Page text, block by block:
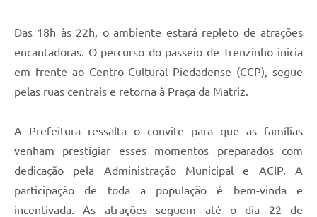
Das 18h às 22h, o ambiente estará repleto de atrações
encantadoras. O percurso do passeio de Trenzinho inicia
em frente ao Centro Cultural Piedadense (CCP), segue
pelas ruas centrais e retorna à Praça da Matriz.
A Prefeitura ressalta o convite para que as famílias
venham prestigiar esses momentos preparados com
dedicação pela Administração Municipal e ACIP. A
participação de toda a população é bem-vinda e
incentivada. As atrações seguem até o dia 22 de